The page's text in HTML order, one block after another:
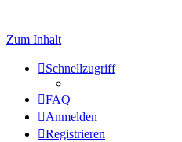
Zum Inhalt
Schnellzugriff
FAQ
Anmelden
Registrieren